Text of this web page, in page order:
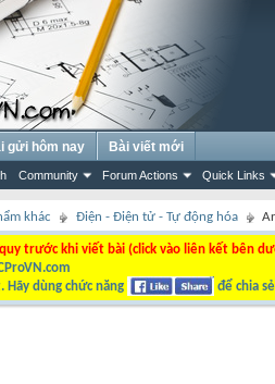
Community Forum Actions Quick Links
gửi hôm nay Bài viết mới
khác Điện - Điện tử - Tự động hóa
trước khi viết bài (click vào liên kết bên
dùng chức năng để chia